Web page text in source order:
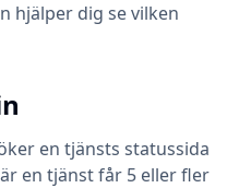
hjälper dig se vilken
en tjänsts statussida
en tjänst får 5 eller fler